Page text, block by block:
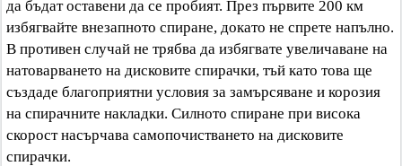
да бъдат оставени да се пробият. През първите 200 км
избягвайте внезапното спиране, докато не спрете напълно.
В противен случай не трябва да избягвате увеличаване на
натоварването на дисковите спирачки, тъй като това ще
създаде благоприятни условия за замърсяване и корозия
на спирачните накладки. Силното спиране при висока
скорост насърчава самопочистването на дисковите
спирачки.